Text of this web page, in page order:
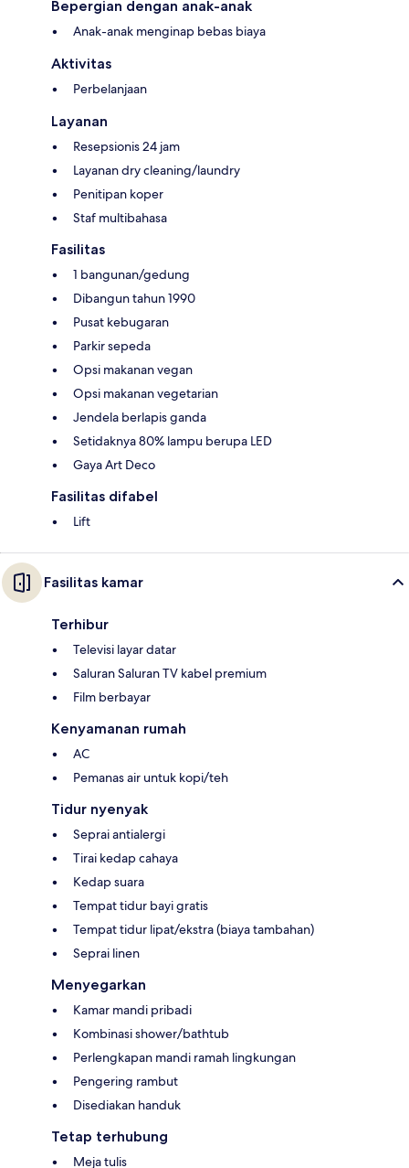
Bepergian dengan anak-anak
Anak-anak menginap bebas biaya
Aktivitas
Perbelanjaan
Layanan
Resepsionis 24 jam
Layanan dry cleaning/laundry
Penitipan koper
Staf multibahasa
Fasilitas
1 bangunan/gedung
Dibangun tahun 1990
Pusat kebugaran
Parkir sepeda
Opsi makanan vegan
Opsi makanan vegetarian
Jendela berlapis ganda
Setidaknya 80% lampu berupa LED
Gaya Art Deco
Fasilitas difabel
Lift
Fasilitas kamar
Terhibur
Televisi layar datar
Saluran Saluran TV kabel premium
Film berbayar
Kenyamanan rumah
AC
Pemanas air untuk kopi/teh
Tidur nyenyak
Seprai antialergi
Tirai kedap cahaya
Kedap suara
Tempat tidur bayi gratis
Tempat tidur lipat/ekstra (biaya tambahan)
Seprai linen
Menyegarkan
Kamar mandi pribadi
Kombinasi shower/bathtub
Perlengkapan mandi ramah lingkungan
Pengering rambut
Disediakan handuk
Tetap terhubung
Meja tulis